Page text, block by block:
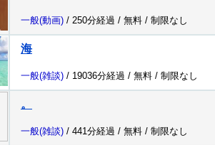
一般(動画) / 250分経過 / 無料 / 制限なし
海
一般(雑談) / 19036分経過 / 無料 / 制限なし
。
一般(雑談) / 441分経過 / 無料 / 制限なし